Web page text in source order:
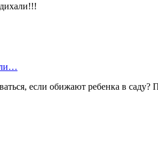
если обижают ребенка в саду?